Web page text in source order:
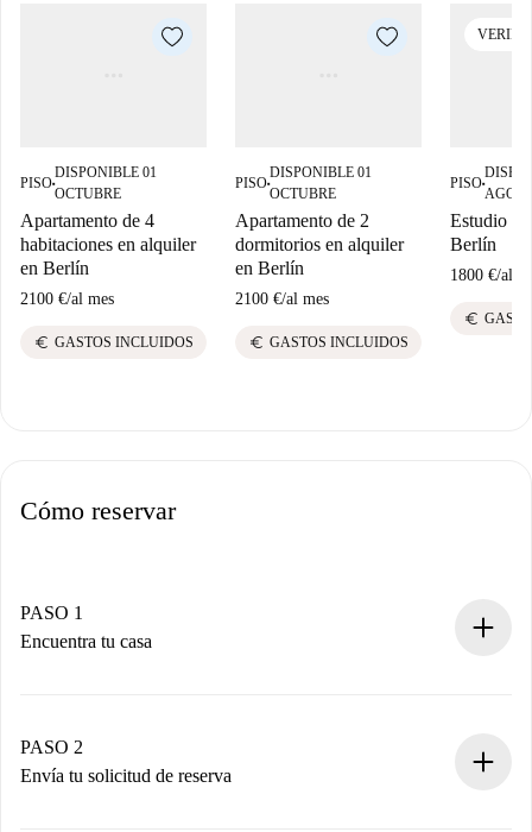
PISO■
DISPONIBLE 01
OCTUBRE
Apartamento de 4
habitaciones en alquiler
en Berlín
2100 €/al mes
euro GASTOS INCLUIDOS
PISO■
DISPONIBLE 01
OCTUBRE
Apartamento de 2
dormitorios en alquiler
en Berlín
2100 €/al mes
euro GASTOS INCLUIDOS
PISO■
Estudio
Berlín
1800 €/al
euro
Cómo reservar
PASO 1
Encuentra tu casa
Tienes toda la información necesaria por adelantado.
PASO 2
Envía tu solicitud de reserva